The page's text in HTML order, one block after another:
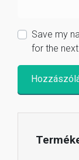
Save my
for the